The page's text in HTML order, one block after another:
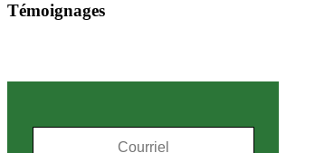
Témoignages